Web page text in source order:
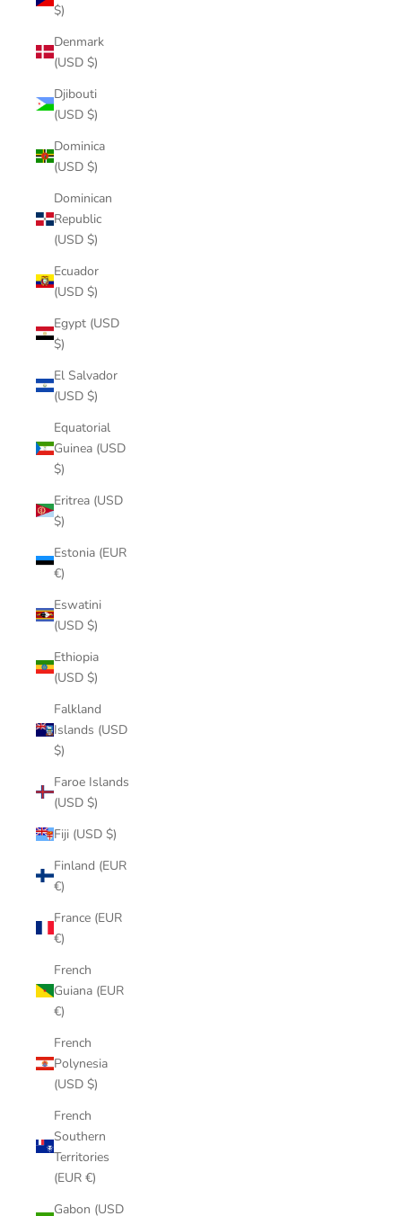
$)
Denmark
(USD $)
Djibouti
(USD $)
Dominica
(USD $)
Dominican
Republic
(USD $)
Ecuador
(USD $)
Egypt (USD
$)
El Salvador
(USD $)
Equatorial
Guinea (USD
$)
Eritrea (USD
$)
Estonia (EUR
€)
Eswatini
(USD $)
Ethiopia
(USD $)
Falkland
Islands (USD
$)
Faroe Islands
(USD $)
Fiji (USD $)
Finland (EUR
€)
France (EUR
€)
French
Guiana (EUR
€)
French
Polynesia
(USD $)
French
Southern
Territories
(EUR €)
Gabon (USD